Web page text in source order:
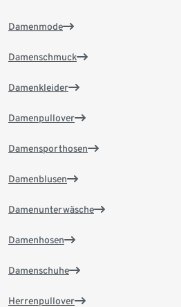
Damenmode
Damenschmuck
Damenkleider
Damenpullover
Damensporthosen
Damenblusen
Damenunterwäsche
Damenhosen
Damenschuhe
Herrenpullover